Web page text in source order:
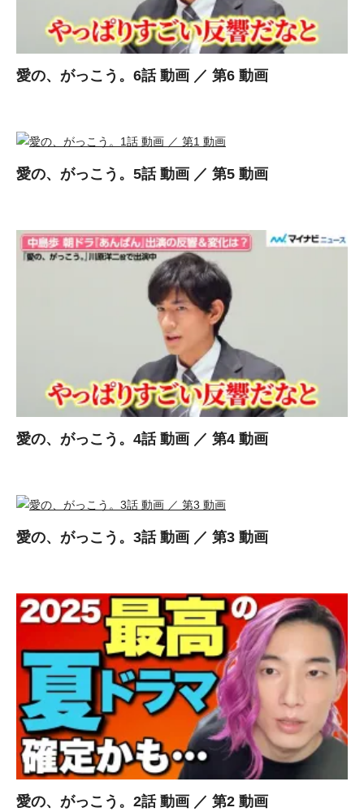
愛の、がっこう。6話 動画 ／ 第6 動画
愛の、がっこう。5話 動画 ／ 第5 動画
愛の、がっこう。4話 動画 ／ 第4 動画
愛の、がっこう。3話 動画 ／ 第3 動画
愛の、がっこう。2話 動画 ／ 第2 動画